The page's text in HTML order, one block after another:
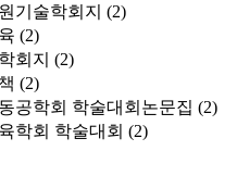
기술학회지 (2)
(2)
회지 (2)
(2)
공학회 학술대회논문집 (2)
학회 학술대회 (2)